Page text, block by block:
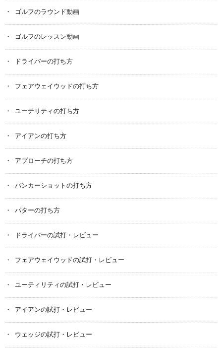
ゴルフのラウンド動画
ゴルフのレッスン動画
ドライバーの打ち方
フェアウェイウッドの打ち方
ユーテリティの打ち方
アイアンの打ち方
アプローチの打ち方
バンカーショットの打ち方
パターの打ち方
ドライバーの試打・レビュー
フェアウェイウッドの試打・レビュー
ユーティリティの試打・レビュー
アイアンの試打・レビュー
ウェッジの試打・レビュー